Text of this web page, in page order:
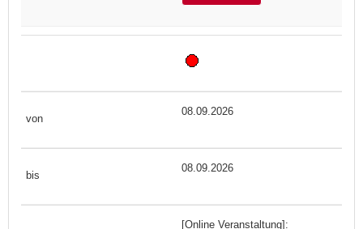
08.09.2026
08.09.2026
[Online Veranstaltung]: